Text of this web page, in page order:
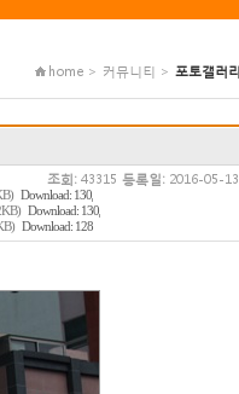
home > 커뮤니티 > 포토갤러리
조회:43315 등록일:2016-05-13
Download: 130,
Download: 130,
Download: 128